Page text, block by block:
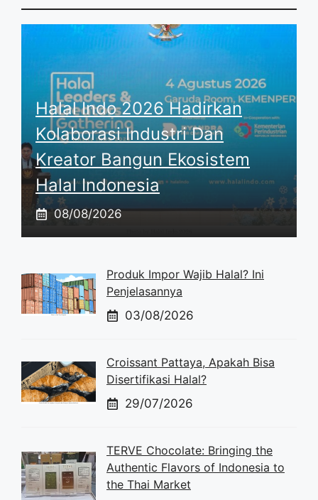
Halal Indo 2026 Hadirkan
Kolaborasi Industri Dan
Kreator Bangun Ekosistem
Halal Indonesia
08/08/2026
Produk Impor Wajib Halal? Ini
Penjelasannya
03/08/2026
Croissant Pattaya, Apakah Bisa
Disertifikasi Halal?
29/07/2026
TERVE Chocolate: Bringing the
Authentic Flavors of Indonesia to
the Thai Market